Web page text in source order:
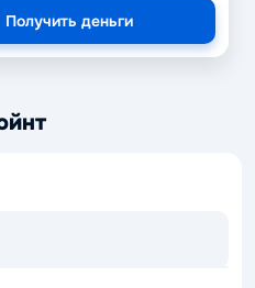
Получить деньги